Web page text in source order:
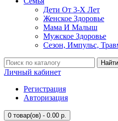
Дети От 3-Х Лет
Женское Здоровье
Мама И Малыш
Мужское Здоровье
Сезон, Импульс,
Найти
Личный кабинет
Регистрация
Авторизация
0 товар(ов) - 0.00 р.